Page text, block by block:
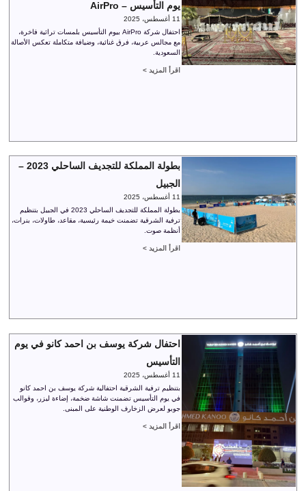
يوم التأسيس – AirPro
11 أغسطس، 2025
احتفال شركة AirPro بيوم التأسيس بلمسات تراثية فاخرة،
مع مجالس عربية، فرق غنائية، وضيافة متكاملة تعكس الأصالة
السعودية.
اقرأ المزيد >
بطولة المملكة للتجديف الساحلي 2023 –
الجبيل
11 أغسطس، 2025
بطولة المملكة للتجديف الساحلي 2023 في الجبيل بتنظيم
ترفية الشرقية تضمنت خيمة رئيسية، مقاعد، طاولات، بنرات،
أنظمة صوت.
اقرأ المزيد >
احتفال شركة يوسف بن احمد كانو في يوم
التأسيس
11 أغسطس، 2025
بتنظيم ترفية الشرقية احتفالية شركة يوسف بن احمد كانو
في يوم التأسيس تضمنت شاشة ضخمة، إضاءة ليزر، وقوالب
جوبو لعرض الزخارف الوطنية على المبنى.
اقرأ المزيد >